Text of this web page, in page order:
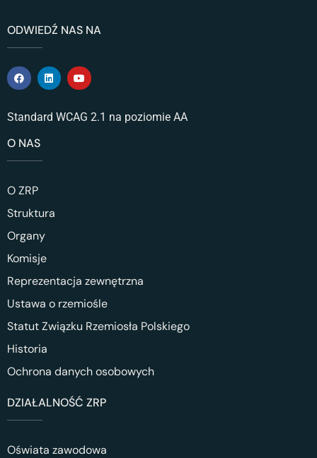
ODWIEDŹ NAS NA
Standard WCAG 2.1 na poziomie AA
O NAS
O ZRP
Struktura
Organy
Komisje
Reprezentacja zewnętrzna
Ustawa o rzemiośle
Statut Związku Rzemiosła Polskiego
Historia
Ochrona danych osobowych
DZIAŁALNOŚĆ ZRP
Oświata zawodowa